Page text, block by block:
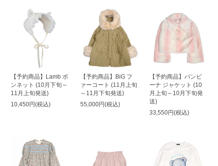
【予約商品】Lamb ボ
ンネット (10月下旬～
11月上旬発送)
10,450円(税込)
【予約商品】BiG フ
ァーコート (11月上旬
～11月下旬発送)
55,000円(税込)
【予約商品】バンビ
ーナ ジャケット (10
月上旬～10月下旬発
送)
33,550円(税込)